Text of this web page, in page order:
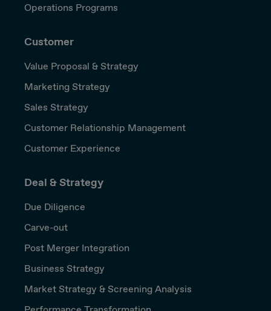
Operations Programs
Customer
Value Proposal & Strategy
Marketing Strategy
Sales Strategy
Customer Relationship Management
Customer Experience
Deal & Strategy
Due Diligence
Carve-out
Post Merger Integration
Business Strategy
Market Strategy & Screening Analysis